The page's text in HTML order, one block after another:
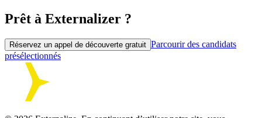
Prêt à Externalizer ?
Réservez un appel de découverte gratuit Parcourir des candidats
présélectionnés